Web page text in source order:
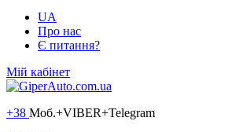
UA
Про нас
Є питання?
Мій кабінет
+38 Моб.+VIBER+Telegram